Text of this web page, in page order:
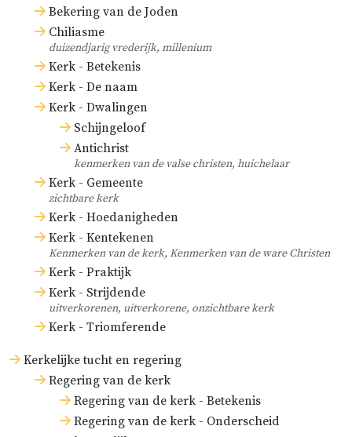
Bekering van de Joden
Chiliasme
duizendjarig vrederijk, millenium
Kerk - Betekenis
Kerk - De naam
Kerk - Dwalingen
Schijngeloof
Antichrist
kenmerken van de valse christen, huichelaar
Kerk - Gemeente
zichtbare kerk
Kerk - Hoedanigheden
Kerk - Kentekenen
Kenmerken van de kerk, Kenmerken van de ware Christen
Kerk - Praktijk
Kerk - Strijdende
uitverkorenen, uitverkorene, onzichtbare kerk
Kerk - Triomferende
Kerkelijke tucht en regering
Regering van de kerk
Regering van de kerk - Betekenis
Regering van de kerk - Onderscheid